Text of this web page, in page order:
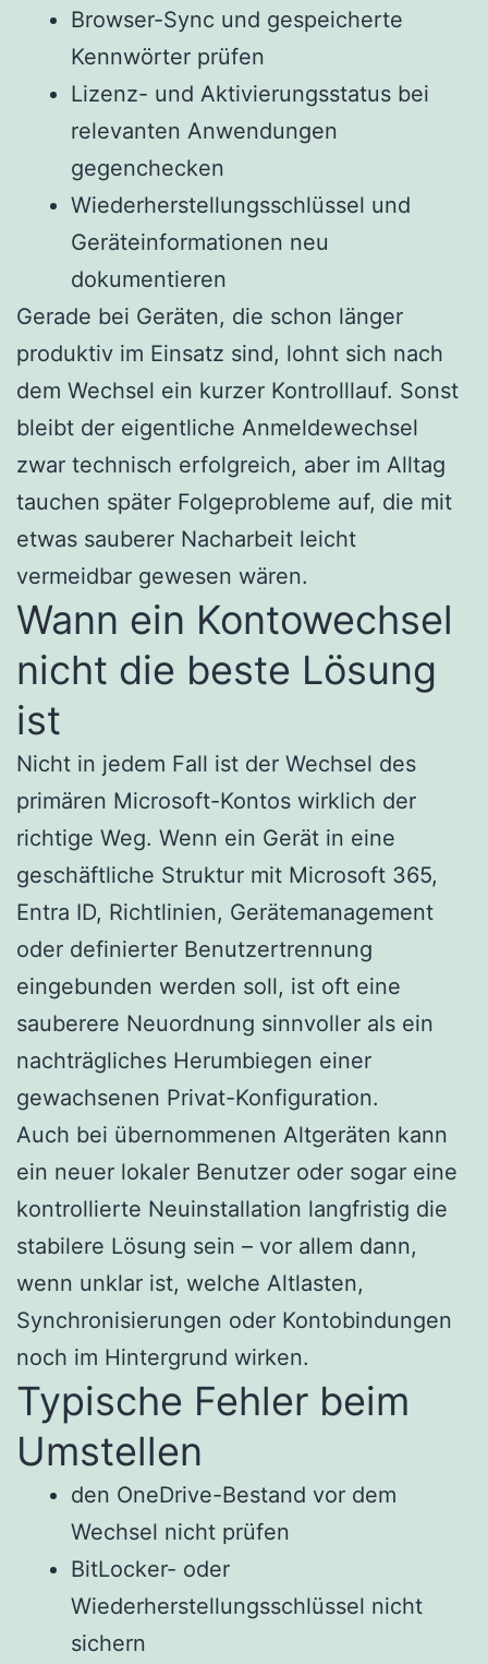
Browser-Sync und gespeicherte
Kennwörter prüfen
Lizenz- und Aktivierungsstatus bei
relevanten Anwendungen
gegenchecken
Wiederherstellungsschlüssel und
Geräteinformationen neu
dokumentieren
Gerade bei Geräten, die schon länger
produktiv im Einsatz sind, lohnt sich nach
dem Wechsel ein kurzer Kontrolllauf. Sonst
bleibt der eigentliche Anmeldewechsel
zwar technisch erfolgreich, aber im Alltag
tauchen später Folgeprobleme auf, die mit
etwas sauberer Nacharbeit leicht
vermeidbar gewesen wären.
Wann ein Kontowechsel
nicht die beste Lösung
ist
Nicht in jedem Fall ist der Wechsel des
primären Microsoft-Kontos wirklich der
richtige Weg. Wenn ein Gerät in eine
geschäftliche Struktur mit Microsoft 365,
Entra ID, Richtlinien, Gerätemanagement
oder definierter Benutzertrennung
eingebunden werden soll, ist oft eine
sauberere Neuordnung sinnvoller als ein
nachträgliches Herumbiegen einer
gewachsenen Privat-Konfiguration.
Auch bei übernommenen Altgeräten kann
ein neuer lokaler Benutzer oder sogar eine
kontrollierte Neuinstallation langfristig die
stabilere Lösung sein – vor allem dann,
wenn unklar ist, welche Altlasten,
Synchronisierungen oder Kontobindungen
noch im Hintergrund wirken.
Typische Fehler beim
Umstellen
den OneDrive-Bestand vor dem
Wechsel nicht prüfen
BitLocker- oder
Wiederherstellungsschlüssel nicht
sichern